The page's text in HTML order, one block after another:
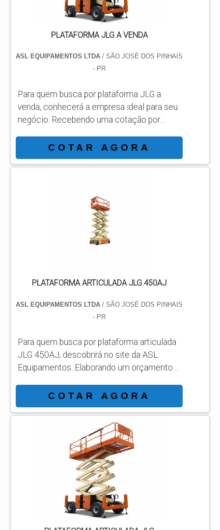
PLATAFORMA JLG A VENDA
ASL EQUIPAMENTOS LTDA/ SÃO JOSÉ DOS PINHAIS
- PR
Para quem busca por plataforma JLG a
venda, conhecerá a empresa ideal para seu
negócio. Recebendo uma cotação por
conhecendo a sofisticação, qualidade e
preço justo em um só lugar. MAIS
INFORMAÇÕES INTERESSANTES SOBRE
busca por plataforma JLG a venda em uma
empresa comprometida com os serviços,
acha o site da ASL Equipamentos. Uma
empresa com alto know-how em
COTAR AGORA
PLATAFORMA ARTICULADA JLG 450AJ
ASL EQUIPAMENTOS LTDA/ SÃO JOSÉ DOS PINHAIS
- PR
Para quem busca por plataforma articulada
JLG 450AJ, descobrirá no site da ASL
Equipamentos. Elaborando um orçamento
conhecendo a líder da área de atuação.
Quando a temática é plataforma articulada
JLG 450AJ, com a ASL Equipamentos
atingirá eficiência com comprometimento
com os resultados dos clientes.
DIFERENCIAIS IMPORTANTES DE
PLATAFORMA ARTICULADA JLG 450AJ
Há muitas maneiras eficientes de...
COTAR AGORA